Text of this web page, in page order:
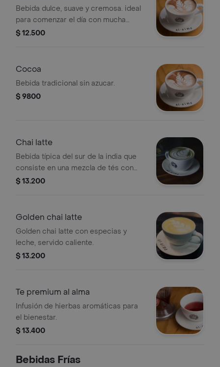
Bebida dulce, suave y cremosa. ideal
para comenzar el día con mucha
energía. .
$ 12.500
Cocoa
Bebida tradicional sin azucar.
$ 9800
Chai latte
Bebida típica del sur de la india que
consiste en una mezcla de tés con
especias y hierbas aromáticas.
$ 13.200
Golden chai latte
Golden chai latte con especias y
leche, servido caliente.
$ 13.200
Te premium al alma
Infusión de hierbas aromáticas para
el bienestar.
$ 13.400
Bebidas Frías